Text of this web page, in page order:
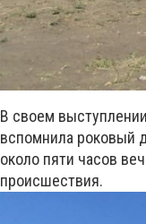
В своем
вспомнила роковый
около пяти часов
происшествия.